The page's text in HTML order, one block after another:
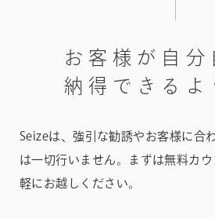
お 客 様 が 自 分
納 得 で き る よ
Seizeは、強引な勧誘やお客様に合
は一切行いません。
まずは無料カ
軽にお越しください。